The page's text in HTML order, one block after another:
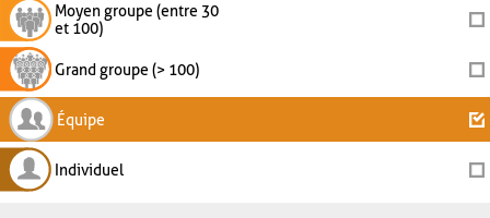
Moyen groupe (entre 30
et 100)
Grand groupe (> 100)
Équipe
Individuel